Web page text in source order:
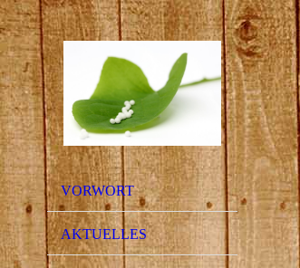
VORWORT
AKTUELLES